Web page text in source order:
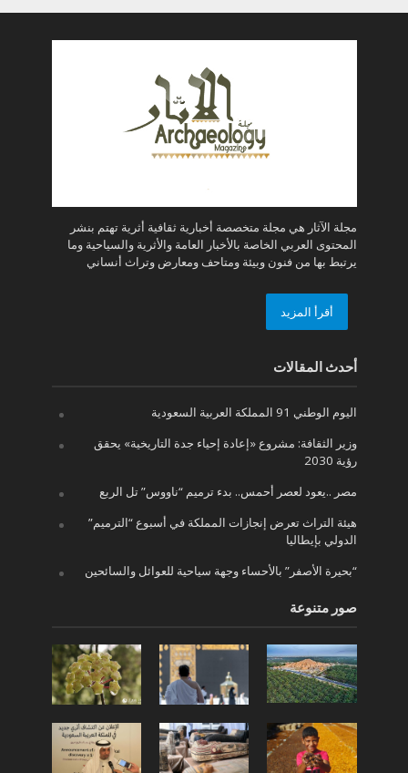
مجلة الآثار هي مجلة متخصصة أخبارية ثقافية أثرية تهتم بنشر
المحتوى العربي الخاصة بالأخبار العامة والأثرية والسياحية وما
يرتبط بها من فنون وبيئة ومتاحف ومعارض وتراث أنساني
أقرأ المزيد
أحدث المقالات
اليوم الوطني 91 المملكة العربية السعودية
وزير الثقافة: مشروع «إعادة إحياء جدة التاريخية» يحقق
رؤية 2030
مصر ..يعود لعصر أحمس.. بدء ترميم “ناووس” تل الربع
هيئة التراث تعرض إنجازات المملكة في أسبوع “الترميم”
الدولي بإيطاليا
“بحيرة الأصفر” بالأحساء وجهة سياحية للعوائل والسائحين
صور متنوعة